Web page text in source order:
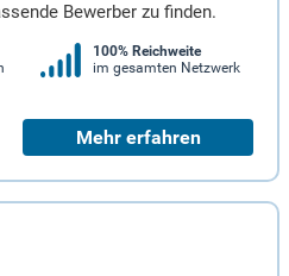
Bewerber zu finden.
100% Reichweite
im gesamten Netzwerk
Mehr erfahren